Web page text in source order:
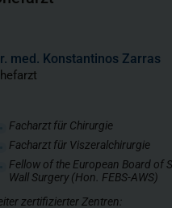
Versorgung
med. Konstantinos Zarras
Facharzt für Chirurgie
Facharzt für Viszeralchirurgie
Fellow of the European Board of
Wall Surgery (Hon. FEBS-AWS)
zertifizierter Zentren: